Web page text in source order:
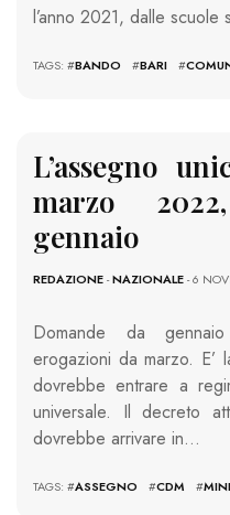
l’anno 2021, dalle scuole
TAGS: #BANDO #BARI #
L’assegno
marzo
gennaio
REDAZIONE-NAZIONALE- 6
Domande da
erogazioni da marzo. E’
dovrebbe entrare a
universale. Il decreto
dovrebbe arrivare in…
TAGS: #ASSEGNO #CDM #